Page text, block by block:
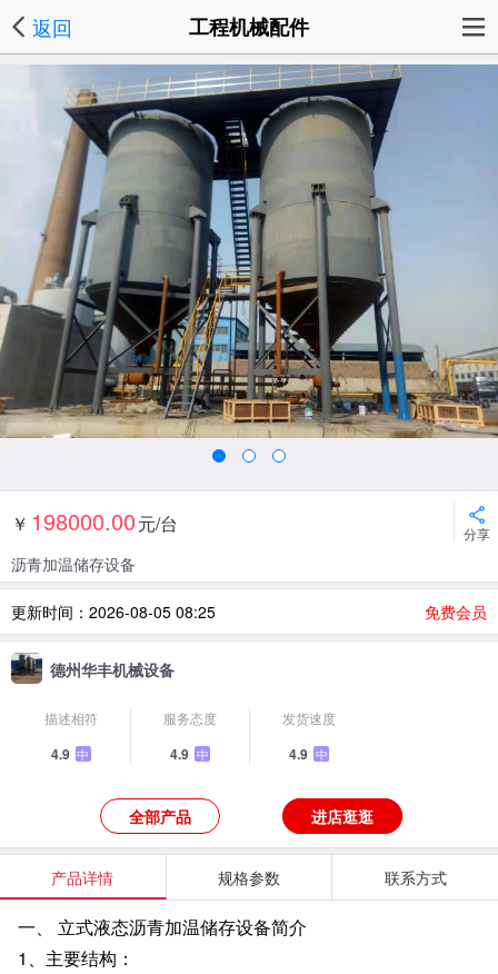
返回 工程机械配件
￥ 198000.00元/台 分享
沥青加温储存设备
更新时间：2026-08-05 08:25 免费会员
德州华丰机械设备
描述相符
4.9 中
服务态度
4.9 中
发货速度
4.9 中
全部产品 进店逛逛
产品详情 规格参数 联系方式
一、 立式液态沥青加温储存设备简介
1 、主要结构：